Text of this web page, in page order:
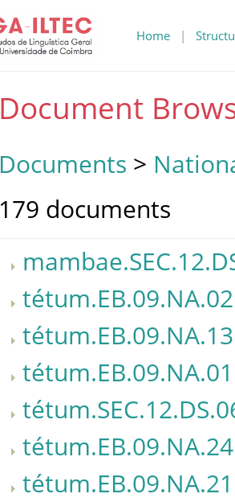
Home |
Document
Documents >
179 documents